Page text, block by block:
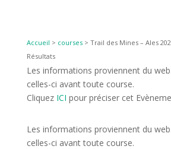
Accueil > courses> Trail des Mines – Ales
Résultats
Les informations proviennent du
celles-ci avant toute course.
Cliquez ICI pour préciser cet
Les informations proviennent du
celles-ci avant toute course.